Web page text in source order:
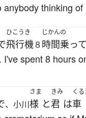
thinking
ひこうき
飛行機８
じかん
時間
の
乗って
spent 8 hours
、小川
さま
様 と
きみ
君 は
くる
車